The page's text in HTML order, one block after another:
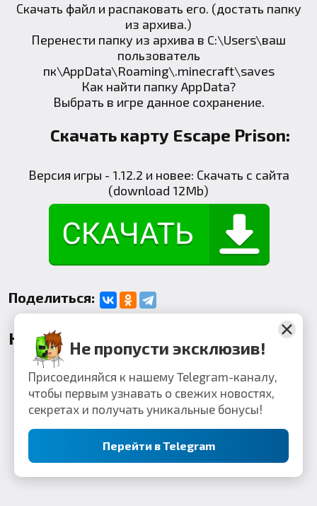
Скачать файл и распаковать его. (достать папку
из архива.)
Перенести папку из архива в C:\Users\ваш
пользователь
пк\AppData\Roaming\.minecraft\saves
Как найти папку AppData?
Выбрать в игре данное сохранение.
Скачать карту Escape Prison:
Версия игры - 1.12.2 и новее: Скачать с сайта
(download 12Mb)
Поделиться:
КомментарииНе пропусти эксклюзив!
Присоединяйся к нашему Telegram-каналу,
чтобы первым узнавать о свежих новостях,
секретах и получать уникальные бонусы!
Перейти в Telegram